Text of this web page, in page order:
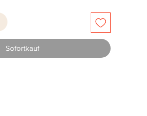
Sofortkauf